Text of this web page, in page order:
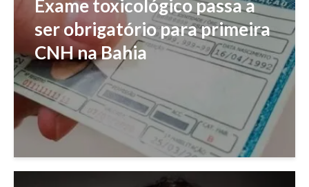
Exame toxicológico passa a
ser obrigatório para primeira
CNH na Bahia